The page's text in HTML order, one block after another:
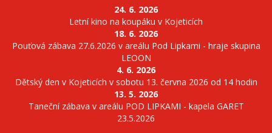
24. 6. 2026
Letní kino na koupáku v Kojeticích
18. 6. 2026
Pouťová zábava 27.6.2026 v areálu Pod Lipkami - hraje skupina
LEOON
4. 6. 2026
Dětský den v Kojeticích v sobotu 13. června 2026 od 14 hodin
13. 5. 2026
Taneční zábava v areálu POD LIPKAMI - kapela GARET
23.5.2026